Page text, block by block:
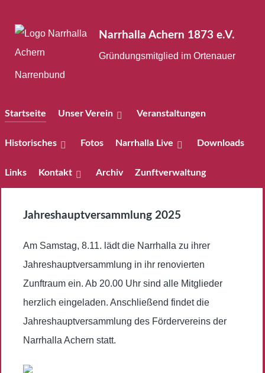
Narrhalla Achern 1873 e.V.
Gründungsmitglied im Ortenauer
Narrenbund
Startseite Unser Verein Veranstaltungen
Historisches Fotos Narrhalla Live Downloads
Links Kontakt Archiv Zunftverwaltung
Jahreshauptversammlung 2025
Am Samstag, 8.11. lädt die Narrhalla zu ihrer
Jahreshauptversammlung in ihr renovierten
Zunftraum ein. Ab 20.00 Uhr sind alle Mitglieder
herzlich eingeladen. Anschließend findet die
Jahreshauptversammlung des Fördervereins der
Narrhalla Achern statt.